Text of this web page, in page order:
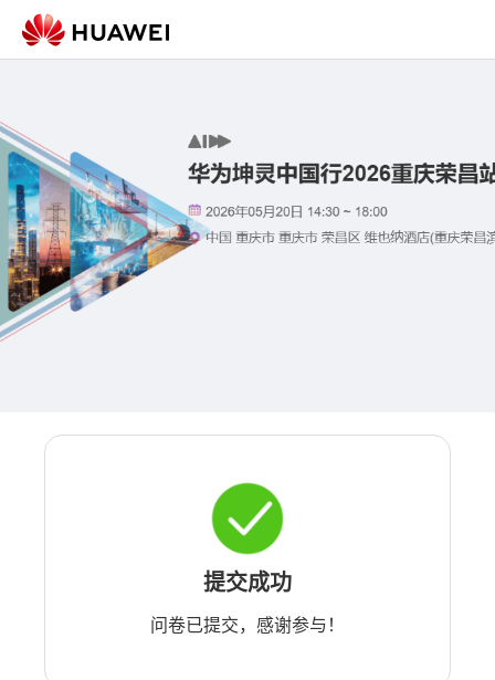
提交成功
问卷已提交，感谢参与！